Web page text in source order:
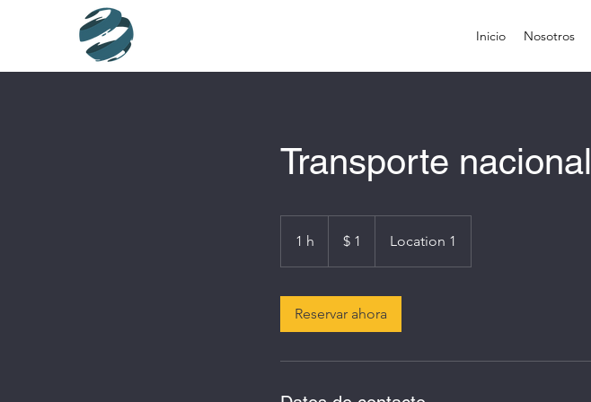
Inicio Nosotros
Transporte nacional
1 h
colombiano
$ 1 Location 1
Reservar ahora